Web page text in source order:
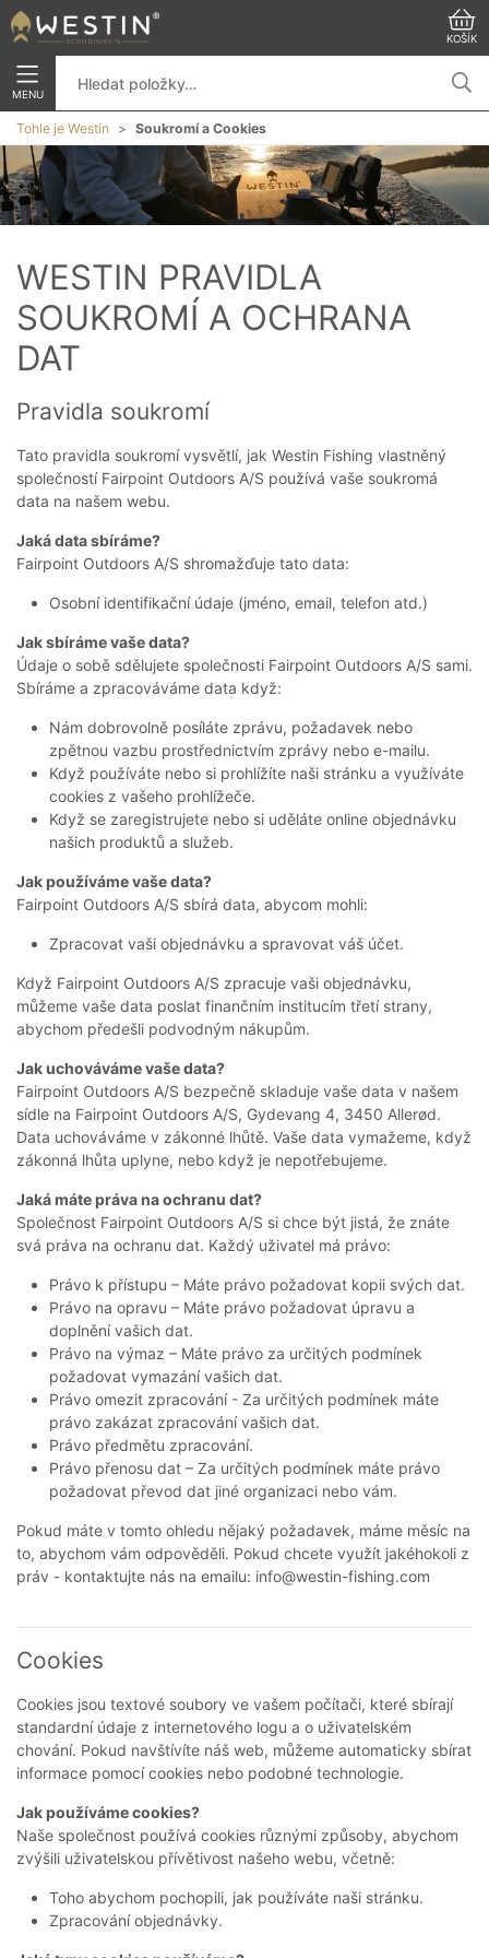
KOŠÍK
MENU
Tohle je Westin Soukromí a Cookies
WESTIN PRAVIDLA
SOUKROMÍ A OCHRANA
DAT
Pravidla soukromí
Tato pravidla soukromí vysvětlí, jak Westin Fishing vlastněný
společností Fairpoint Outdoors A/S používá vaše soukromá
data na našem webu.
Jaká data sbíráme?
Fairpoint Outdoors A/S shromažďuje tato data:
Osobní identifikační údaje (jméno, email, telefon atd.)
Jak sbíráme vaše data?
Údaje o sobě sdělujete společnosti Fairpoint Outdoors A/S sami.
Sbíráme a zpracováváme data když:
Nám dobrovolně posíláte zprávu, požadavek nebo
zpětnou vazbu prostřednictvím zprávy nebo e-mailu.
Když používáte nebo si prohlížíte naši stránku a využíváte
cookies z vašeho prohlížeče.
Když se zaregistrujete nebo si uděláte online objednávku
našich produktů a služeb.
Jak používáme vaše data?
Fairpoint Outdoors A/S sbírá data, abycom mohli:
Zpracovat vaši objednávku a spravovat váš účet.
Když Fairpoint Outdoors A/S zpracuje vaši objednávku,
můžeme vaše data poslat finančním institucím třetí strany,
abychom předešli podvodným nákupům.
Jak uchováváme vaše data?
Fairpoint Outdoors A/S bezpečně skladuje vaše data v našem
sídle na Fairpoint Outdoors A/S, Gydevang 4, 3450 Allerød.
Data uchováváme v zákonné lhůtě. Vaše data vymažeme, když
zákonná lhůta uplyne, nebo když je nepotřebujeme.
Jaká máte práva na ochranu dat?
Společnost Fairpoint Outdoors A/S si chce být jistá, že znáte
svá práva na ochranu dat. Každý uživatel má právo:
Právo k přístupu – Máte právo požadovat kopii svých dat.
Právo na opravu – Máte právo požadovat úpravu a
doplnění vašich dat.
Právo na výmaz – Máte právo za určitých podmínek
požadovat vymazání vašich dat.
Právo omezit zpracování - Za určitých podmínek máte
právo zakázat zpracování vašich dat.
Právo předmětu zpracování.
Právo přenosu dat – Za určitých podmínek máte právo
požadovat převod dat jiné organizaci nebo vám.
Pokud máte v tomto ohledu nějaký požadavek, máme měsíc na
to, abychom vám odpověděli. Pokud chcete využít jakéhokoli z
práv - kontaktujte nás na emailu: info@westin-fishing.com
Cookies
Cookies jsou textové soubory ve vašem počítači, které sbírají
standardní údaje z internetového logu a o uživatelském
chování. Pokud navštívíte náš web, můžeme automaticky sbírat
informace pomocí cookies nebo podobné technologie.
Jak používáme cookies?
Naše společnost používá cookies různými způsoby, abychom
zvýšili uživatelskou přívětivost našeho webu, včetně:
Toho abychom pochopili, jak používáte naši stránku.
Zpracování objednávky.